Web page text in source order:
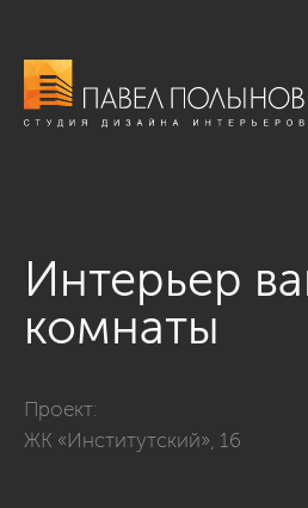
Интерьер
комнаты
Проект:
ЖК «Институтский», 16